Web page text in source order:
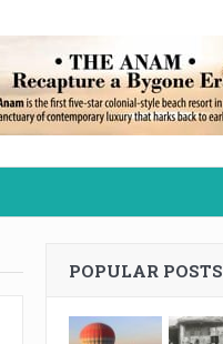
POPULAR POSTS